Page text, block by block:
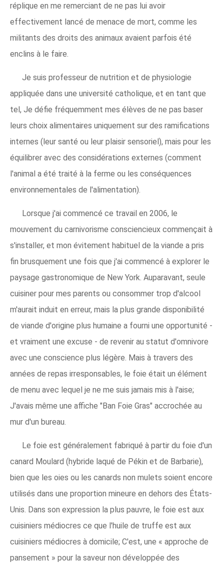
réplique en me remerciant de ne pas lui avoir
effectivement lancé de menace de mort, comme les
militants des droits des animaux avaient parfois été
enclins à le faire.
Je suis professeur de nutrition et de physiologie
appliquée dans une université catholique, et en tant que
tel, Je défie fréquemment mes élèves de ne pas baser
leurs choix alimentaires uniquement sur des ramifications
internes (leur santé ou leur plaisir sensoriel), mais pour les
équilibrer avec des considérations externes (comment
l'animal a été traité à la ferme ou les conséquences
environnementales de l'alimentation).
Lorsque j'ai commencé ce travail en 2006, le
mouvement du carnivorisme consciencieux commençait à
s'installer, et mon évitement habituel de la viande a pris
fin brusquement une fois que j'ai commencé à explorer le
paysage gastronomique de New York. Auparavant, seule
cuisiner pour mes parents ou consommer trop d'alcool
m'aurait induit en erreur, mais la plus grande disponibilité
de viande d'origine plus humaine a fourni une opportunité -
et vraiment une excuse - de revenir au statut d'omnivore
avec une conscience plus légère. Mais à travers des
années de repas irresponsables, le foie était un élément
de menu avec lequel je ne me suis jamais mis à l'aise;
J'avais même une affiche "Ban Foie Gras" accrochée au
mur d'un bureau.
Le foie est généralement fabriqué à partir du foie d'un
canard Moulard (hybride laqué de Pékin et de Barbarie),
bien que les oies ou les canards non mulets soient encore
utilisés dans une proportion mineure en dehors des États-
Unis. Dans son expression la plus pauvre, le foie est aux
cuisiniers médiocres ce que l'huile de truffe est aux
cuisiniers médiocres à domicile; C'est, une « approche de
pansement » pour la saveur non développée des